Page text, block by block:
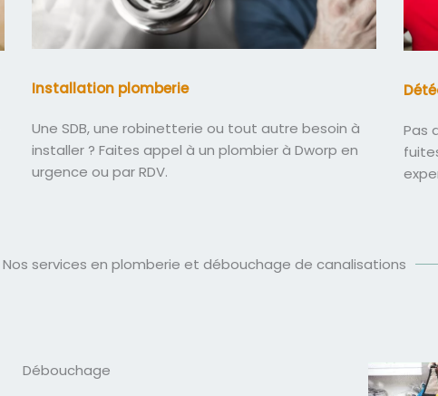
Installation plomberie
Une SDB, une robinetterie ou tout autre besoin à
installer ? Faites appel à un plombier à Dworp en
urgence ou par RDV.
Pas
Nos services en plomberie et débouchage de canalisations
Débouchage